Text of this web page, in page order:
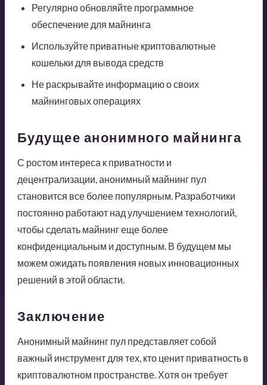
Регулярно обновляйте программное
обеспечение для майнинга
Используйте приватные криптовалютные
кошельки для вывода средств
Не раскрывайте информацию о своих
майнинговых операциях
Будущее анонимного майнинга
С ростом интереса к приватности и
децентрализации, анонимный майнинг пул
становится все более популярным. Разработчики
постоянно работают над улучшением технологий,
чтобы сделать майнинг еще более
конфиденциальным и доступным. В будущем мы
можем ожидать появления новых инновационных
решений в этой области.
Заключение
Анонимный майнинг пул представляет собой
важный инструмент для тех, кто ценит приватность в
криптовалютном пространстве. Хотя он требует